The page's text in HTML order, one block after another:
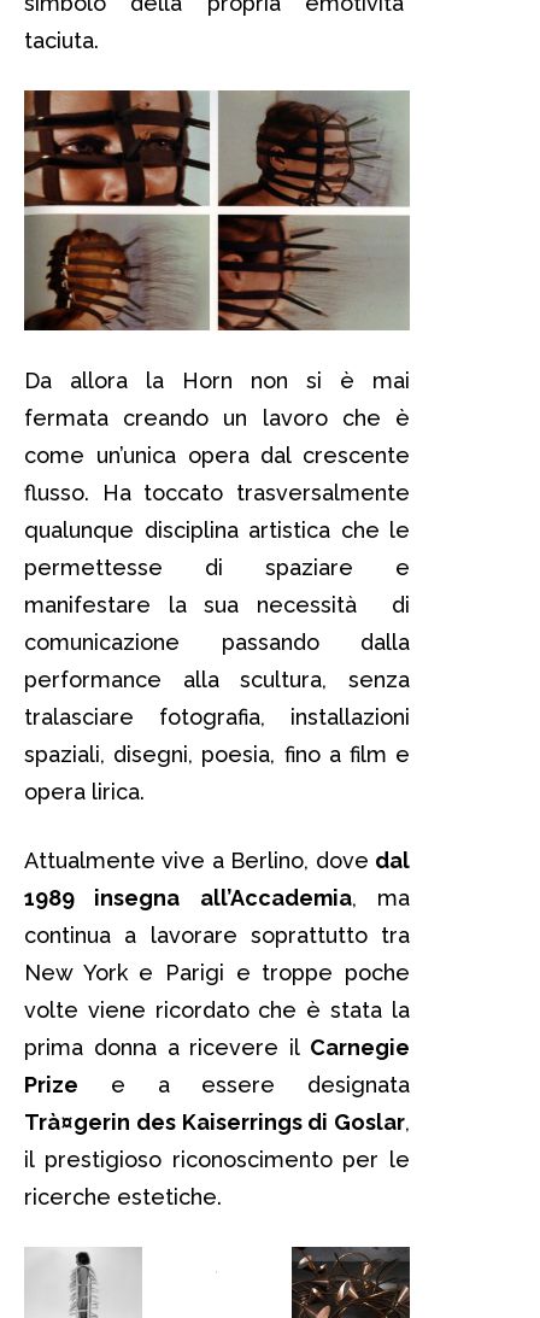
taciuta.
Da allora la Horn non si è mai
fermata creando un lavoro che è
come un’unica opera dal crescente
flusso. Ha toccato trasversalmente
qualunque disciplina artistica che le
permettesse di spaziare e
manifestare la sua necessità di
comunicazione passando dalla
performance alla scultura, senza
tralasciare fotografia, installazioni
spaziali, disegni, poesia, fino a film e
opera lirica.
Attualmente vive a Berlino, dove dal
1989 insegna all’Accademia, ma
continua a lavorare soprattutto tra
New York e Parigi e troppe poche
volte viene ricordato che è stata la
prima donna a ricevere il Carnegie
Prize e a essere designata
Trà¤gerin des Kaiserrings di Goslar,
il prestigioso riconoscimento per le
ricerche estetiche.